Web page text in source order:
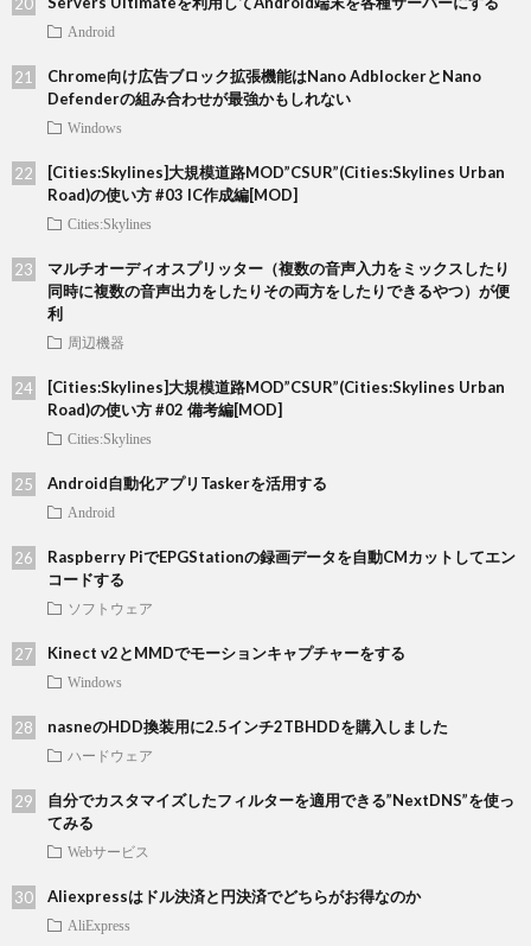
Android
Chrome向け広告ブロック拡張機能はNano AdblockerとNano
Defenderの組み合わせが最強かもしれない
Windows
[Cities:Skylines]大規模道路MOD”CSUR”(Cities:Skylines Urban
Road)の使い方 #03 IC作成編[MOD]
Cities:Skylines
マルチオーディオスプリッター（複数の音声入力をミックスしたり
同時に複数の音声出力をしたりその両方をしたりできるやつ）が便
利
周辺機器
[Cities:Skylines]大規模道路MOD”CSUR”(Cities:Skylines Urban
Road)の使い方 #02 備考編[MOD]
Cities:Skylines
Android自動化アプリTaskerを活用する
Android
Raspberry PiでEPGStationの録画データを自動CMカットしてエン
コードする
ソフトウェア
Kinect v2とMMDでモーションキャプチャーをする
Windows
nasneのHDD換装用に2.5インチ2TBHDDを購入しました
ハードウェア
自分でカスタマイズしたフィルターを適用できる”NextDNS”を使っ
てみる
Webサービス
Aliexpressはドル決済と円決済でどちらがお得なのか
AliExpress